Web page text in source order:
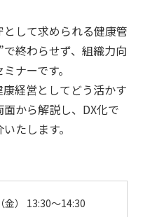
して求められる健康管
終わらせず、組織力向
ナーです。
経営としてどう活かす
から解説し、DX化で
たします。
） 13:30～14:30